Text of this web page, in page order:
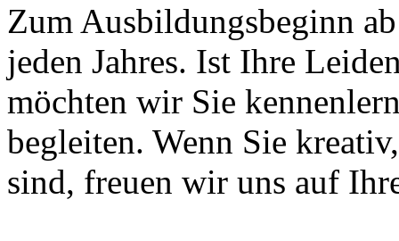
Zum Ausbildungsbeginn
jeden Jahres. Ist Ihre
möchten wir Sie
begleiten. Wenn Sie
sind, freuen wir uns auf